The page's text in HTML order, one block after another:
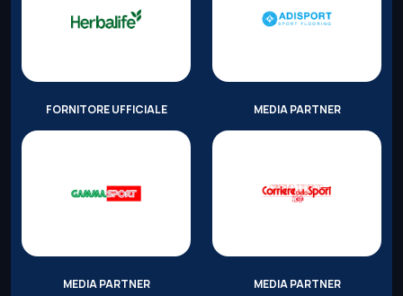
FORNITORE UFFICIALE MEDIA PARTNER
MEDIA PARTNER MEDIA PARTNER